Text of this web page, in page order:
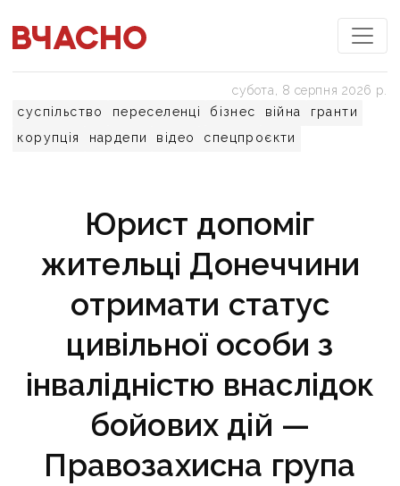
суспільство переселенці бізнес війна
гранти
корупція
нардепи відео спецпроєкти
субота, 8 серпня 2026 р.
Юрист допоміг
жительці Донеччини
отримати статус
цивільної особи з
інвалідністю внаслідок
бойових дій —
Правозахисна група